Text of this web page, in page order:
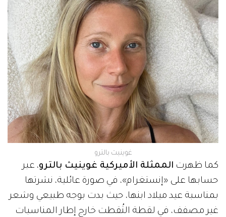
غوينيث بالترو
كما ظهرت الممثلة الأميركية غوينيث بالترو، عبر
حسابها على «إنستغرام»، في صورة عائلية، نشرتها
بمناسبة عيد ميلاد ابنها، حيث بدت بوجه طبيعي وشعر
غير مصفف، في لقطة التُقطت خارج إطار المناسبات